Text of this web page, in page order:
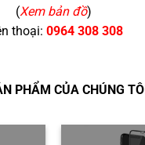
(Xem bản đồ)
thoại: 0964 308 308
PHẨM CỦA CHÚNG TÔI